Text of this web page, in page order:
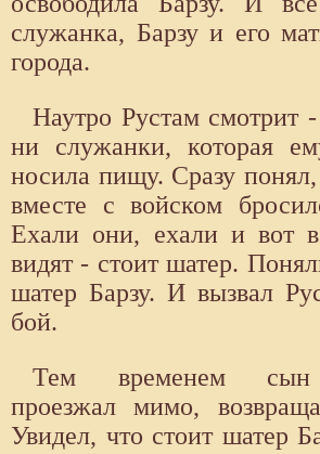
служанка, Барзу и его
города.
Наутро Рустам смотрит
ни служанки, которая
носила пищу. Сразу
вместе с войском
Ехали они, ехали и вот
видят - стоит шатер.
шатер Барзу. И вызвал
бой.
Тем временем сын
проезжал мимо,
Увидел, что стоит шатер